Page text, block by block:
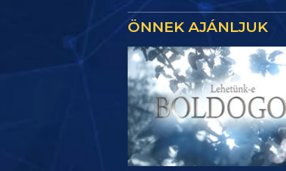
ÖNNEK AJÁNLJUK